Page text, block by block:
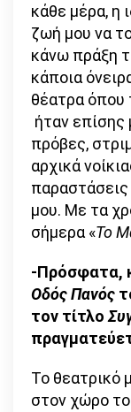
κάθε μέρα, η
ζωή μου να
κάνω πράξη
κάποια
θέατρα όπου
ήταν επίσης
πρόβες,
αρχικά
παραστάσεις
μου. Με τα
σήμερα «Το
-Πρόσφατα,
Οδός Πανός
τον τίτλο
Το θεατρικό
στον χώρο